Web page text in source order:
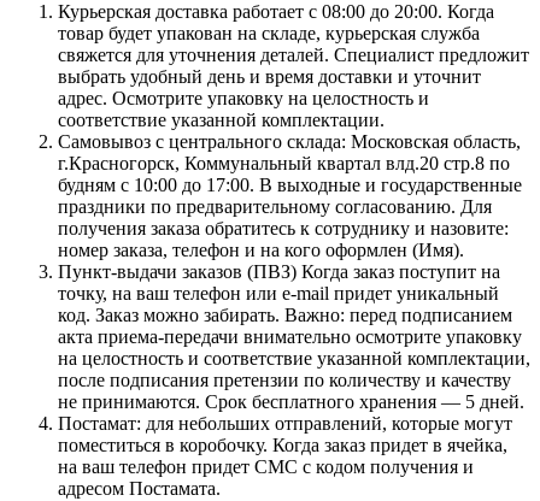
Курьерская доставка работает с 08:00 до 20:00. Когда
товар будет упакован на складе, курьерская служба
свяжется для уточнения деталей. Специалист предложит
выбрать удобный день и время доставки и уточнит
адрес. Осмотрите упаковку на целостность и
соответствие указанной комплектации.
Самовывоз с центрального склада: Московская область,
г.Красногорск, Коммунальный квартал влд.20 стр.8 по
будням с 10:00 до 17:00. В выходные и государственные
праздники по предварительному согласованию. Для
получения заказа обратитесь к сотруднику и назовите:
номер заказа, телефон и на кого оформлен (Имя).
Пункт-выдачи заказов (ПВЗ) Когда заказ поступит на
точку, на ваш телефон или e-mail придет уникальный
код. Заказ можно забирать. Важно: перед подписанием
акта приема-передачи внимательно осмотрите упаковку
на целостность и соответствие указанной комплектации,
после подписания претензии по количеству и качеству
не принимаются. Срок бесплатного хранения — 5 дней.
Постамат: для небольших отправлений, которые могут
поместиться в коробочку. Когда заказ придет в ячейка,
на ваш телефон придет СМС с кодом получения и
адресом Постамата.